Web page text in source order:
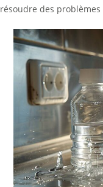
résoudre des